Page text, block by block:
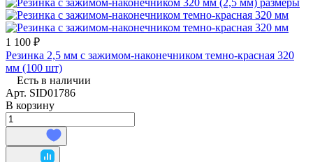
1 100 ₽
Резинка 2,5 мм с зажимом-наконечником темно-красная 320
мм (100 шт)
Есть в наличии
Арт. SID01786
В корзину